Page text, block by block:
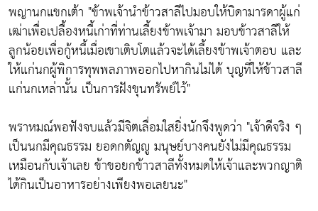
พญานกแขกเต้า "ข้าพเจ้านำข้าวสาลีไปมอบให้บิดามารดาผู้แก่
เฒ่าเพื่อเปลื้องหนี้เก่าที่ท่านเลี้ยงข้าพเจ้ามา มอบข้าวสาลีให้
ลูกน้อยเพื่อกู้หนี้เมื่อเขาเติบโตแล้วจะได้เลี้ยงข้าพเจ้าตอบ และ
ให้แก่นกผู้พิการทุพพลภาพออกไปหากินไม่ได้ บุญที่ให้ข้าวสาลี
แก่นกเหล่านั้น เป็นการฝังขุนทรัพย์ไว้"
พราหมณ์พอฟังจบแล้วมีจิตเลื่อมใสยิ่งนักจึงพูดว่า "เจ้าดีจริง ๆ
เป็นนกมีคุณธรรม ยอดกตัญญู มนุษย์บางคนยังไม่มีคุณธรรม
เหมือนกับเจ้าเลย ข้าขอยกข้าวสาลีทั้งหมดให้เจ้าและพวกญาติ
ได้กินเป็นอาหารอย่างเพียงพอเลยนะ"